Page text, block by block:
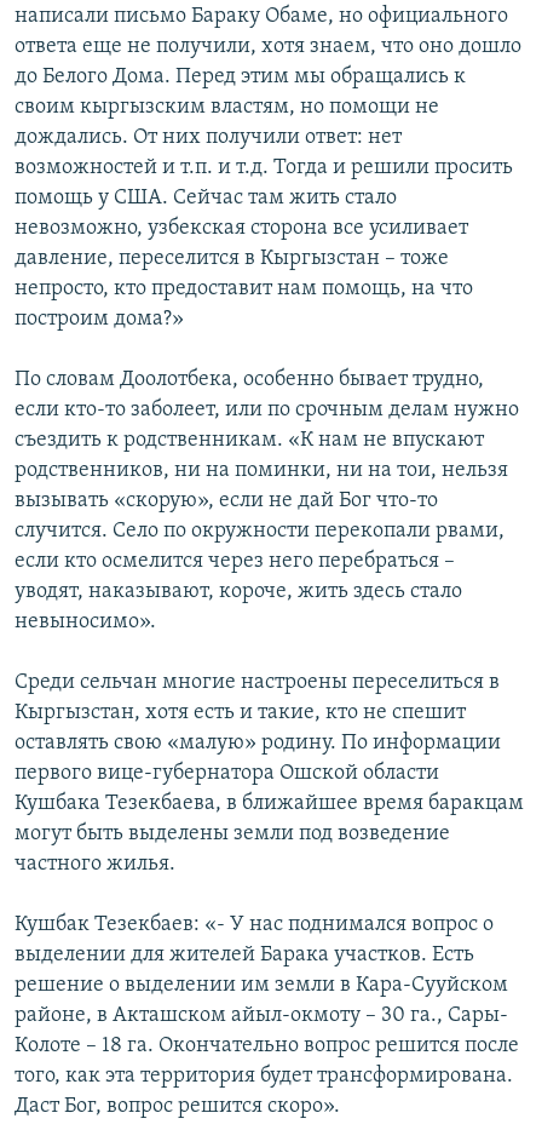
написали письмо Бараку Обаме, но официального
ответа еще не получили, хотя знаем, что оно дошло
до Белого Дома. Перед этим мы обращались к
своим кыргызским властям, но помощи не
дождались. От них получили ответ: нет
возможностей и т.п. и т.д. Тогда и решили просить
помощь у США. Сейчас там жить стало
невозможно, узбекская сторона все усиливает
давление, переселится в Кыргызстан – тоже
непросто, кто предоставит нам помощь, на что
построим дома?»
По словам Доолотбека, особенно бывает трудно,
если кто-то заболеет, или по срочным делам нужно
съездить к родственникам. «К нам не впускают
родственников, ни на поминки, ни на тои, нельзя
вызывать «скорую», если не дай Бог что-то
случится. Село по окружности перекопали рвами,
если кто осмелится через него перебраться –
уводят, наказывают, короче, жить здесь стало
невыносимо».
Среди сельчан многие настроены переселиться в
Кыргызстан, хотя есть и такие, кто не спешит
оставлять свою «малую» родину. По информации
первого вице-губернатора Ошской области
Кушбака Тезекбаева, в ближайшее время баракцам
могут быть выделены земли под возведение
частного жилья.
Кушбак Тезекбаев: «- У нас поднимался вопрос о
выделении для жителей Барака участков. Есть
решение о выделении им земли в Кара-Сууйском
районе, в Акташском айыл-окмоту – 30 га., Сары-
Колоте – 18 га. Окончательно вопрос решится после
того, как эта территория будет трансформирована.
Даст Бог, вопрос решится скоро».